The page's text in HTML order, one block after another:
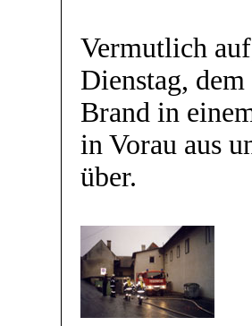
Vermutlich
Dienstag,
Brand in
in Vorau aus
über.